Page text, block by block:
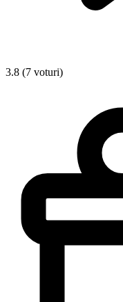
3.8 (7 voturi)